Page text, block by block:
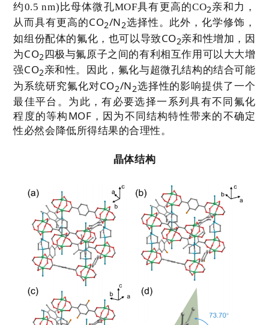
约0.5 nm) 比母体微孔MOF具有更高的CO2亲和力，
从而具有更高的CO2/N2选择性。此外，化学修饰，
如组份配体的氟化，也可以导致CO2亲和性增加，因
为CO2四极与氟原子之间的有利相互作用可以大大增
强CO2亲和性。因此，氟化与超微孔结构的结合可能
为系统研究氟化对CO2/N2选择性的影响提供了一个
最佳平台。为此，有必要选择一系列具有不同氟化
程度的等构 MOF ，因为不同结构特性带来的不确定
性必然会降低所得结果的合理性。
晶体结构